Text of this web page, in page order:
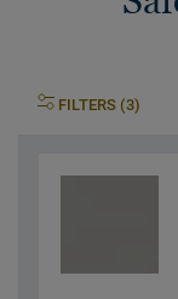
FILTERS (3)